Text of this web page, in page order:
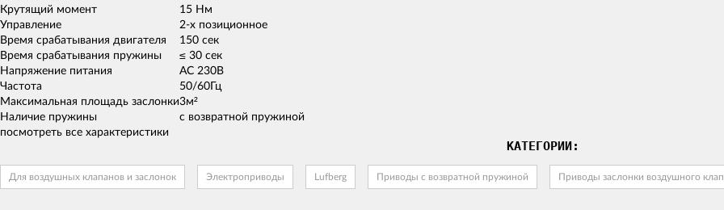
Крутящий момент
15 Нм
Управление
2-х позиционное
Время срабатывания двигателя
150 сек
Время срабатывания пружины
≤ 30 сек
Напряжение питания
AC 230В
Частота
50/60Гц
Максимальная площадь заслонки3м²
Наличие пружины
с возвратной пружиной
посмотреть все характеристики
КАТЕГОРИИ:
Для воздушных клапанов и заслонок Электроприводы Lufberg Приводы с возвратной пружиной Приводы заслонки воздушного